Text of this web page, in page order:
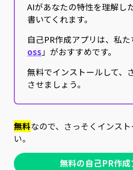
AIがあなたの特性を理解し
書いてくれます。
自己PR作成アプリは、私
oss」がおすすめです。
無料でインストールして、
させましょう。
無料なので、さっそくインス
い。
無料の自己PR作